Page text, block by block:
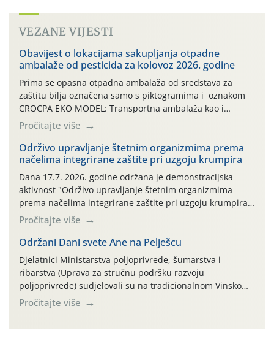
VEZANE VIJESTI
Obavijest o lokacijama sakupljanja otpadne
ambalaže od pesticida za kolovoz 2026. godine
Prima se opasna otpadna ambalaža od sredstava za
zaštitu bilja označena samo s piktogramima i oznakom
CROCPA EKO MODEL: Transportna ambalaža kao i
ambalaža drugih proizvoda koji nisu sredstva za zaštitu
bilja (npr. ambalaža od mineralnih gnojiva,) se ne
prihvaća. Korisnicima je osiguran besplatni povrat
prazne ambalaže isključivo ovih tvrtki: AGROCHEM-MAKS,
AGRONOM, ALBAUGH TKI* (PINUS […]
Pročitajte više
Održivo upravljanje štetnim organizmima prema
načelima integrirane zaštite pri uzgoju krumpira
Dana 17.7. 2026. godine održana je demonstracijska
aktivnost "Održivo upravljanje štetnim organizmima
prema načelima integrirane zaštite pri uzgoju krumpira"
na pokusnom polju "Poredje", kraj naselja Belica (ARKOD
parcela ID 2445031) (središnji dio Međimurske županije).
Pročitajte više
Održani Dani svete Ane na Pelješcu
Djelatnici Ministarstva poljoprivrede, šumarstva i
ribarstva (Uprava za stručnu podršku razvoju
poljoprivrede) sudjelovali su na tradicionalnom Vinskom
forumu, održanom 24.07.2026. godine u Domu vinarske
tradicije u Putnikovićima na poluotoku Pelješcu, u
Pročitajte više